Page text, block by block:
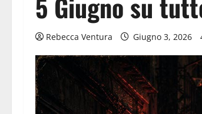
Rebecca Ventura Giugno 3, 2026